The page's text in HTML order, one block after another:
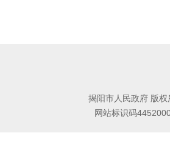
揭阳市人民政府 版
网站标识码